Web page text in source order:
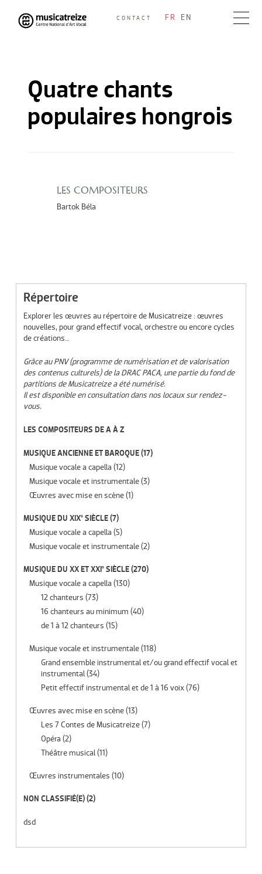
Skip
to
CONTACT FR EN
Quatre chants
populaires hongrois
LES COMPOSITEURS
Bartok Béla
Répertoire
Explorer les œuvres au répertoire de Musicatreize : œuvres
nouvelles, pour grand effectif vocal, orchestre ou encore cycles
de créations…
Grâce au PNV (programme de numérisation et de valorisation
des contenus culturels) de la DRAC PACA, une partie du fond de
partitions de Musicatreize a été numérisé.
Il est disponible en consultation dans nos locaux sur rendez-
vous.
LES COMPOSITEURS DE A À Z
MUSIQUE ANCIENNE ET BAROQUE(17)
Musique vocale a capella (12)
Musique vocale et instrumentale(3)
Œuvres avec mise en scène(1)
MUSIQUE DU XIX° SIÈCLE(7)
Musique vocale a capella (5)
Musique vocale et instrumentale(2)
MUSIQUE DU XX ET XXI° SIÈCLE(270)
Musique vocale a capella (130)
12 chanteurs (73)
16 chanteurs au minimum (40)
de 1 à 12 chanteurs (15)
Musique vocale et instrumentale(118)
Grand ensemble instrumental et/ou grand effectif vocal et
instrumental(34)
Petit effectif instrumental et de 1 à 16 voix(76)
Œuvres avec mise en scène(13)
Les 7 Contes de Musicatreize(7)
Opéra (2)
Théâtre musical(11)
Œuvres instrumentales (10)
NON CLASSIFIÉ(E)(2)
dsd